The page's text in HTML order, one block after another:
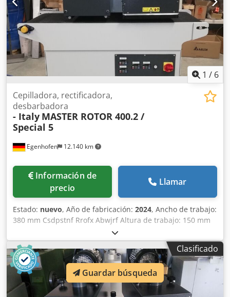
1 / 6
Egenhofen 12.140 km
Cepilladora, rectificadora,
desbarbadora
- Italy MASTER ROTOR 400.2 /
Special 5
Información de
precio
Llamar
Estado: nuevo, Año de fabricación: 2024, Ancho de trabajo:
380 mm Csdpstnf Rrofx Abwjrf Altura de trabajo: 150 mm
1. Unidad, grupo rotor: Grupo de 5 cepillos rotativos
oscilantes, Ø 115 mm, cada uno con un motor de 3 kW 2.
Unidad, cepillo: Scotch Brite Hard / diámetro 210 mm,
accionamiento variable Ajuste de altura: volante manual
Indicador de altura: contador mecánico Velocidad de
avance: 4 - 12 m/min Potencia del motor de avance: 0,37
Clasificado
Guardar búsqueda